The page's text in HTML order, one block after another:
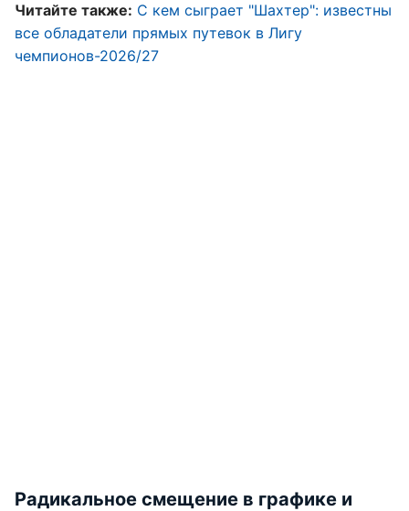
Читайте также: С кем сыграет "Шахтер": известны
все обладатели прямых путевок в Лигу
чемпионов-2026/27
Радикальное смещение в графике и